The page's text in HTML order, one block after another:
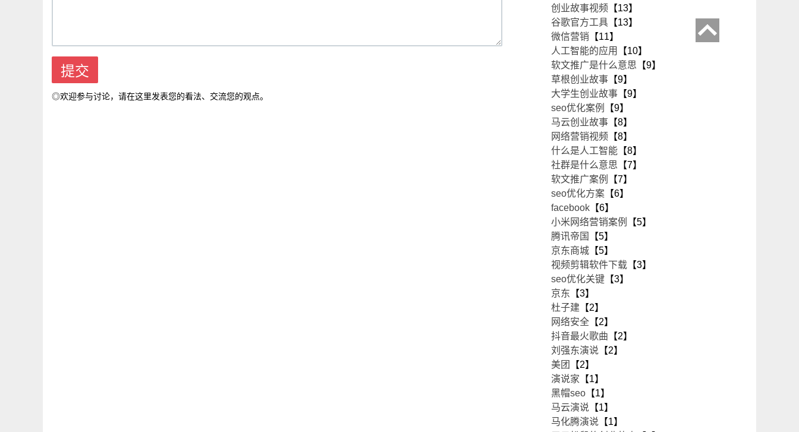
◎欢迎参与讨论，请在这里发表您的看法、交流您的观点。
创业故事视频 【13】
谷歌官方工具 【13】
微信营销 【11】
人工智能的应用
【10】
软文推广是什么意思 【9】
草根创业故事 【9】
大学生创业故事 【9】
seo优化案例
【9】
马云创业故事 【8】
网络营销视频 【8】
什么是人工智能 【8】
社群是什么意思 【7】
软文推广案例
【7】
seo优化方案 【6】
facebook 【6】
小米网络营销案例
【5】
腾讯帝国
【5】
京东商城 【5】
视频剪辑软件下载 【3】
seo优化关键 【3】
京东 【3】
杜子建 【2】
网络安全 【2】
抖音最火歌曲 【2】
刘强东演说 【2】
美团
【2】
演说家 【1】
黑帽seo 【1】
马云演说 【1】
马化腾演说 【1】